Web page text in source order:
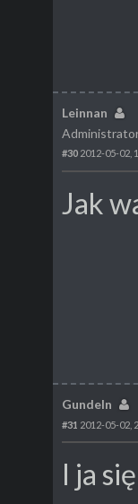
Leinnan
#30 2012-05-02,
Jak
Gundeln
#31 2012-05-02,
I ja